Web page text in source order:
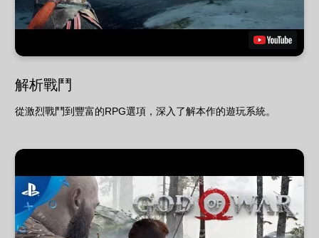
解析戰鬥
從激烈戰鬥到豐富的RPG選項，深入了解本作的遊玩系統。